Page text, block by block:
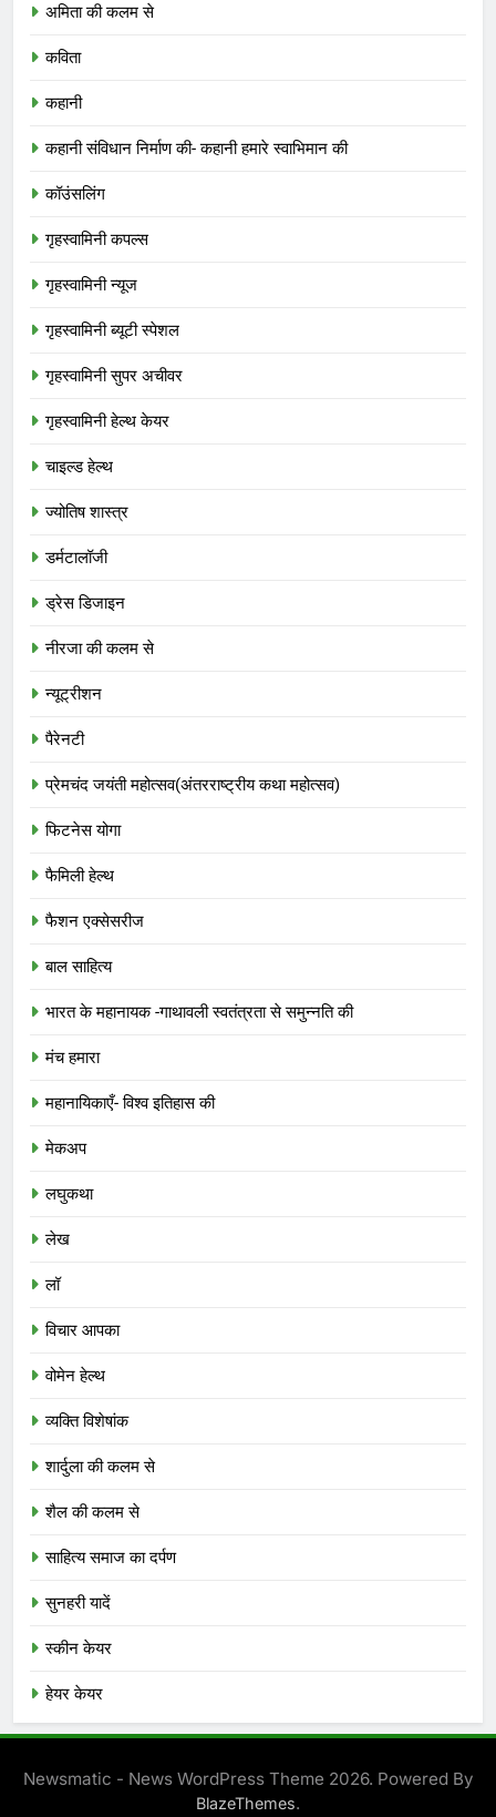
अमिता की कलम से
कविता
कहानी
कहानी संविधान निर्माण की- कहानी हमारे स्वाभिमान की
कॉउंसलिंग
गृहस्वामिनी कपल्स
गृहस्वामिनी न्यूज
गृहस्वामिनी ब्यूटी स्पेशल
गृहस्वामिनी सुपर अचीवर
गृहस्वामिनी हेल्थ केयर
चाइल्ड हेल्थ
ज्योतिष शास्त्र
डर्मटालॉजी
ड्रेस डिजाइन
नीरजा की कलम से
न्यूट्रीशन
पैरेनटी
प्रेमचंद जयंती महोत्सव(अंतरराष्ट्रीय कथा महोत्सव)
फिटनेस योगा
फैमिली हेल्थ
फैशन एक्सेसरीज
बाल साहित्य
भारत के महानायक -गाथावली स्वतंत्रता से समुन्नति की
मंच हमारा
महानायिकाएँ- विश्व इतिहास की
मेकअप
लघुकथा
लेख
लॉ
विचार आपका
वोमेन हेल्थ
व्यक्ति विशेषांक
शार्दुला की कलम से
शैल की कलम से
साहित्य समाज का दर्पण
सुनहरी यादें
स्कीन केयर
हेयर केयर
Newsmatic - News WordPress Theme 2026. Powered By
BlazeThemes.